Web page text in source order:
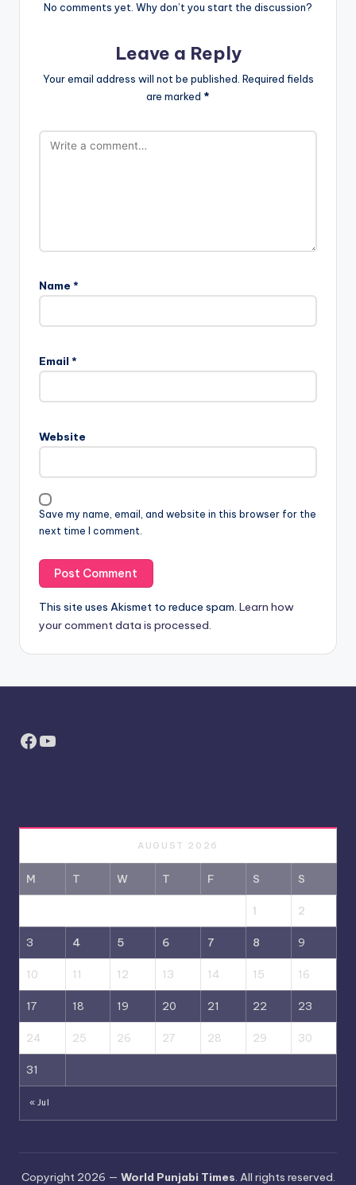
No comments yet. Why don’t you start the discussion?
Leave a Reply
Your email address will not be published. Required fields
are marked *
Name *
Email *
Website
Save my name, email, and website in this browser for the
next time I comment.
This site uses Akismet to reduce spam. Learn how
your comment data is processed.
Facebook
YouTube
AUGUST 2026
M T W T F S S
1 2
3 4 5 6 7 8 9
10 11 12 13 14 15 16
17 18 19 20 21 22 23
24 25 26 27 28 29 30
31
« Jul
Copyright 2026 — World Punjabi Times. All rights reserved.